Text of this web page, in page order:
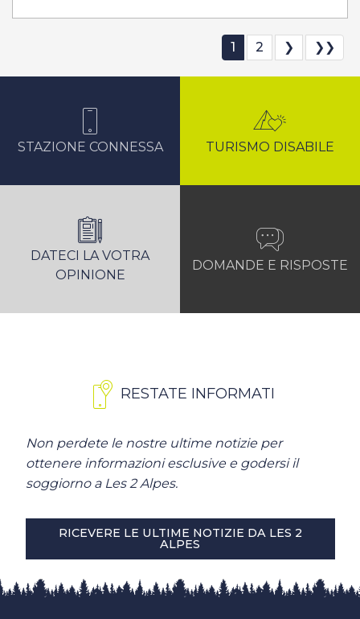
1 2 ❯ ❯❯
STAZIONE CONNESSA TURISMO DISABILE
DATECI LA VOTRA
OPINIONE
DOMANDE E RISPOSTE
RESTATE INFORMATI
Non perdete le nostre ultime notizie per
ottenere informazioni esclusive e godersi il
soggiorno a Les 2 Alpes.
RICEVERE LE ULTIME NOTIZIE DA LES 2
ALPES